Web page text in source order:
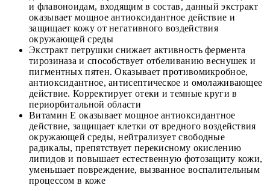
и флавоноидам, входящим в состав, данный экстракт
оказывает мощное антиоксидантное действие и
защищает кожу от негативного воздействия
окружающей среды
Экстракт петрушки снижает активность фермента
тирозиназа и способствует отбеливанию веснушек и
пигментных пятен. Оказывает противомикробное,
антиоксидантное, антисептическое и омолаживающее
действие. Корректирует отеки и темные круги в
периорбитальной области
Витамин Е оказывает мощное антиоксидантное
действие, защищает клетки от вредного воздействия
окружающей среды, нейтрализует свободные
радикалы, препятствует перекисному окислению
липидов и повышает естественную фотозащиту кожи,
уменьшает повреждение, вызванное воспалительным
процессом в коже